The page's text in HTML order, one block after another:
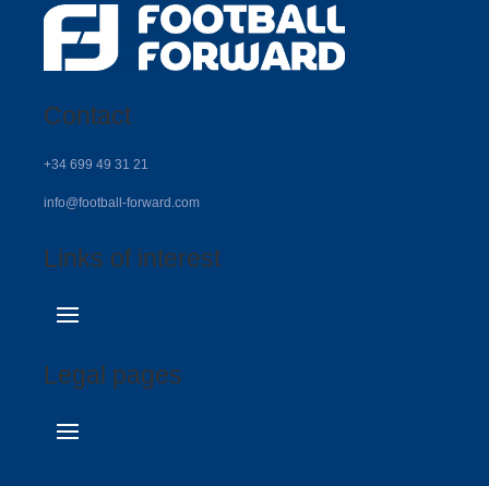
Contact
+34 699 49 31 21
info@football-forward.com
Links of interest
Legal pages